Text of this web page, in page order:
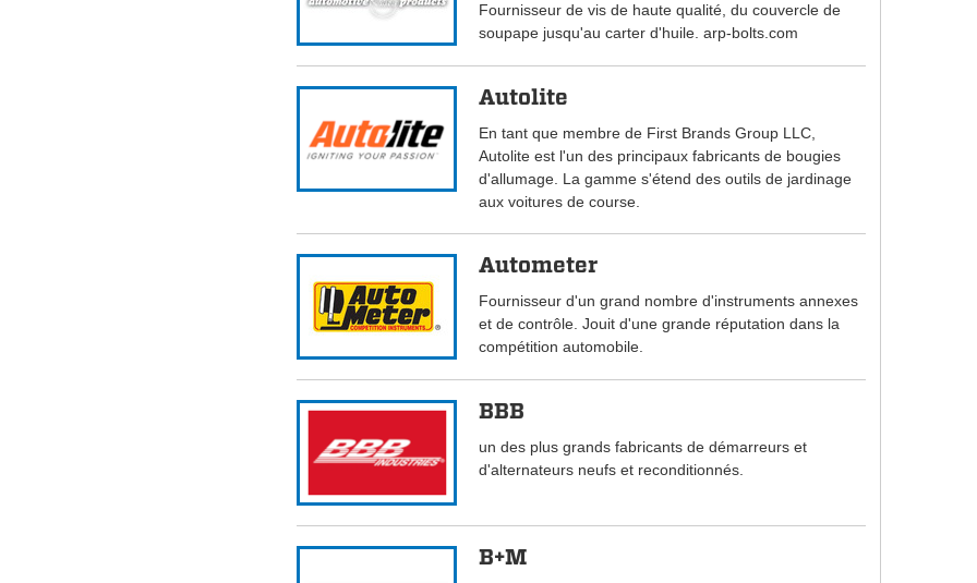
Fournisseur de vis de haute qualité, du couvercle de
soupape jusqu'au carter d'huile. arp-bolts.com
Autolite
En tant que membre de First Brands Group LLC,
Autolite est l'un des principaux fabricants de bougies
d'allumage. La gamme s'étend des outils de jardinage
aux voitures de course.
Autometer
Fournisseur d'un grand nombre d'instruments annexes
et de contrôle. Jouit d'une grande réputation dans la
compétition automobile.
BBB
un des plus grands fabricants de démarreurs et
d'alternateurs neufs et reconditionnés.
B+M